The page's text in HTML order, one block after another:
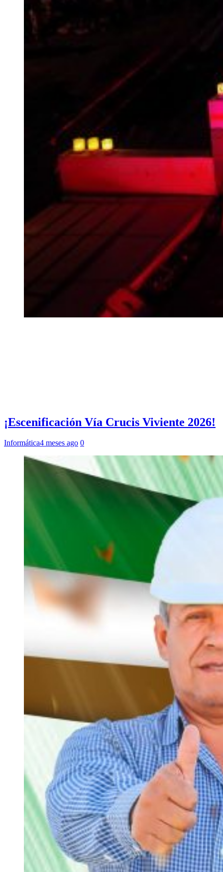
¡Escenificación Vía Crucis Viviente 2026!
Informática4 meses ago 0